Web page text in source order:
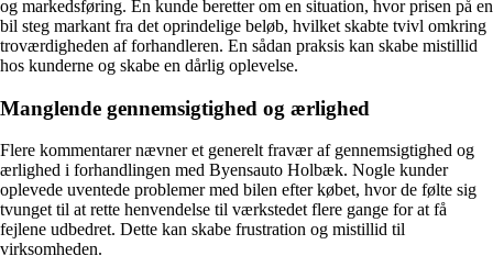
og markedsføring. En kunde beretter om en situation, hvor prisen på en
bil steg markant fra det oprindelige beløb, hvilket skabte tvivl omkring
troværdigheden af forhandleren. En sådan praksis kan skabe mistillid
hos kunderne og skabe en dårlig oplevelse.
Manglende gennemsigtighed og ærlighed
Flere kommentarer nævner et generelt fravær af gennemsigtighed og
ærlighed i forhandlingen med Byensauto Holbæk. Nogle kunder
oplevede uventede problemer med bilen efter købet, hvor de følte sig
tvunget til at rette henvendelse til værkstedet flere gange for at få
fejlene udbedret. Dette kan skabe frustration og mistillid til
virksomheden.